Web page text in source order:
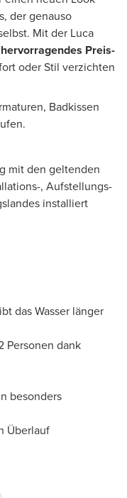
der genauso
Mit der Luca
hervorragendes Preis-
oder Stil verzichten
Badkissen
mit den geltenden
, Aufstellungs-
installiert
das Wasser länger
Personen dank
besonders
Überlauf